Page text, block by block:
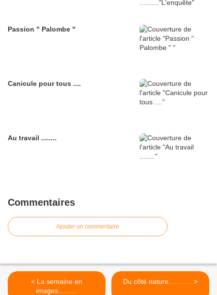
Passion " Palombe "
Canicule pour tous ....
Au travail ........
Commentaires
Ajouter un commentaire
< La semaine en
images..........
Du côté nature............ >